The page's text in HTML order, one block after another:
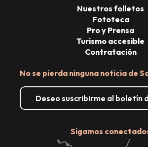
No se pierda ninguna noticia de
Deseo suscribirme al boletín
Sigamos
Nuestros folletos
Fototeca
Pro y Prensa
Turismo accesible
Contratación